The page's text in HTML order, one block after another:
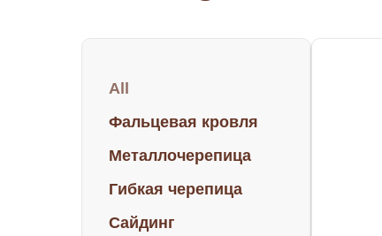
All
Фальцевая кровля
Металлочерепица
Гибкая черепица
Сайдинг